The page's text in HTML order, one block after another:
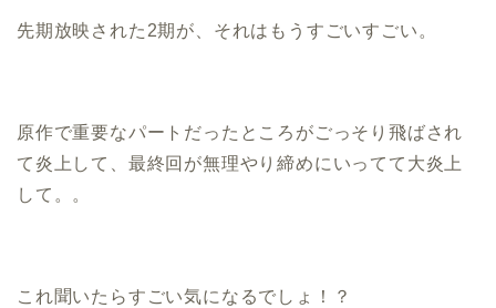
先期放映された2期が、それはもうすごいすごい。
原作で重要なパートだったところがごっそり飛ばされ
て炎上して、最終回が無理やり締めにいってて大炎上
して。。
これ聞いたらすごい気になるでしょ！？